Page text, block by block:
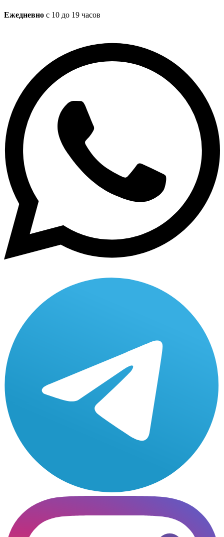
Ежедневно с 10 до 19 часов